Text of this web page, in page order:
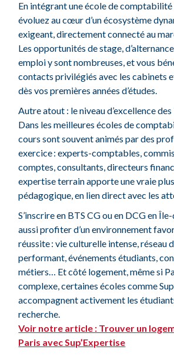
En intégrant une école de comptabilité
évoluez au cœur d’un écosystème
exigeant, directement connecté au
Les opportunités de stage,
emploi y sont nombreuses, et vous
contacts privilégiés avec les cabinets
dès vos premières années d’études.
Autre atout : le niveau d’excellence
Dans les meilleures écoles de
cours sont souvent animés par des
exercice: experts-comptables,
comptes, consultants, directeurs
expertise terrain apporte une vraie
pédagogique, en lien direct avec les
S’inscrire en BTS CG ou en DCG en
aussi profiter d’un environnement
réussite: vie culturelle intense, réseau
performant, événements étudiants,
métiers… Et côté logement, même si
complexe, certaines écoles comme
accompagnent activement les
recherche.
Voir notre article : Trouver un
Paris avec Sup’Expertise